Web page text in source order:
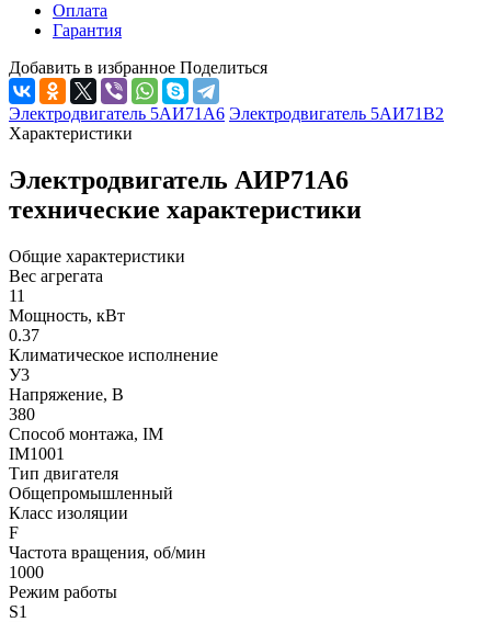
Оплата
Гарантия
Добавить в избранное Поделиться
Электродвигатель 5АИ71А6 Электродвигатель 5АИ71В2
Характеристики
Электродвигатель АИР71А6
технические характеристики
Общие характеристики
Вес агрегата
11
Мощность, кВт
0.37
Климатическое исполнение
У3
Напряжение, В
380
Способ монтажа, IM
IM1001
Тип двигателя
Общепромышленный
Класс изоляции
F
Частота вращения, об/мин
1000
Режим работы
S1